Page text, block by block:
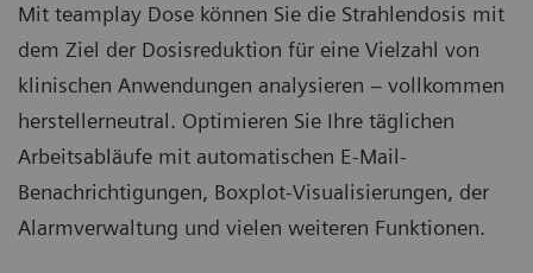
Mit teamplay Dose können Sie die Strahlendosis mit
dem Ziel der Dosisreduktion für eine Vielzahl von
klinischen Anwendungen analysieren ‒ vollkommen
herstellerneutral. Optimieren Sie Ihre täglichen
Arbeitsabläufe mit automatischen E-Mail-
Benachrichtigungen, Boxplot-Visualisierungen, der
Alarmverwaltung und vielen weiteren Funktionen.